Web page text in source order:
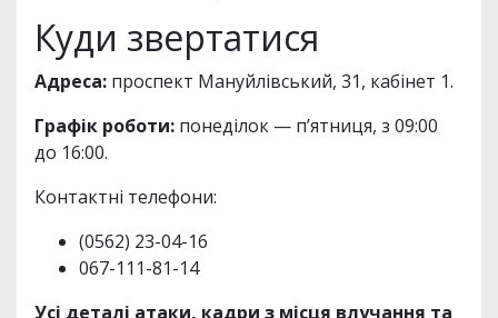
Куди звертатися
Адреса: проспект Мануйлівський, 31, кабінет 1.
Графік роботи: понеділок — п’ятниця, з 09:00
до 16:00.
Контактні телефони:
(0562) 23-04-16
067-111-81-14
Усі деталі атаки, кадри з місця влучання та